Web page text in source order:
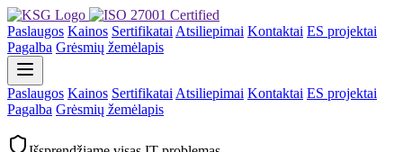
Paslaugos Kainos Sertifikatai Atsiliepimai Kontaktai ES projektai
Pagalba Grėsmių žemėlapis
Paslaugos Kainos Sertifikatai Atsiliepimai Kontaktai ES projektai
Pagalba Grėsmių žemėlapis